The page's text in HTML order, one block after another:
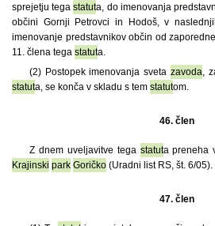
sprejetju tegastatuta, do imenovanja
občini Gornji Petrovci in Hodoš, v
imenovanje predstavnikov občin od
11. člena tega statuta.
(2) Postopek imenovanja sveta zavoda,
statuta, se konča v skladu s tem statutom.
46. člen
Z dnem uveljavitve tega statuta preneha
Krajinski park Goričko (Uradni list RS, št. 6/05).
47. člen